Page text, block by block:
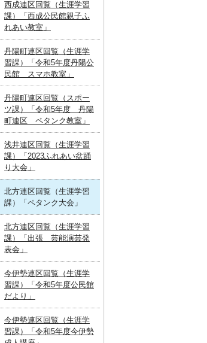
西成連区回覧（生涯学習
課）「西成公民館親子ふ
れあい教室」
丹陽町連区回覧（生涯学
習課）「令和5年度丹陽公
民館 スマホ教室」
丹陽町連区回覧（スポー
ツ課）「令和5年度 丹陽
町連区 ペタンク教室」
浅井連区回覧（生涯学習
課）「2023ふれあい盆踊
り大会」
北方連区回覧（生涯学習
課）「ペタンク大会」
北方連区回覧（生涯学習
課）「出張 芸能演芸発
表会」
今伊勢連区回覧（生涯学
習課）「令和5年度公民館
だより」
今伊勢連区回覧（生涯学
習課）「令和5年度今伊勢